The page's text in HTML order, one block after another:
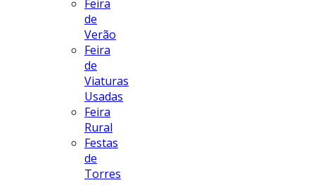
Feira
de
Verão
Feira
de
Viaturas
Usadas
Feira
Rural
Festas
de
Torres